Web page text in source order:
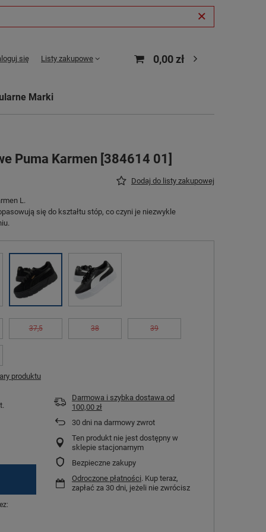
się Listy zakupowe 0,00 zł
Marki
Puma Karmen [384614 01]
Dodaj do listy zakupowej
L.
się do kształtu stóp, co czyni je niezwykle
37,5 38 39
produktu
Darmowa i szybka dostawa od
100,00 zł
30 dni na darmowy zwrot
Ten produkt nie jest dostępny w
sklepie stacjonarnym
Bezpieczne zakupy
Odroczone płatności. Kup teraz,
zapłać za 30 dni, jeżeli nie zwrócisz